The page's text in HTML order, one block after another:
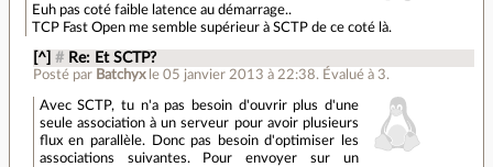
Euh pas coté faible latence au démarrage..
TCP Fast Open me semble supérieur à SCTP de ce coté là.
[^] # Re: Et SCTP?
Posté par Batchyx le 05 janvier 2013 à 22:38. Évalué à 3.
Avec SCTP, tu n'a pas besoin d'ouvrir plus d'une
seule association à un serveur pour avoir plusieurs
flux en parallèle. Donc pas besoin d'optimiser les
associations suivantes. Pour envoyer sur un